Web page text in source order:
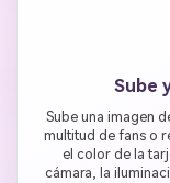
Sube
Sube una imagen
multitud de fans o
el color de la
cámara, la